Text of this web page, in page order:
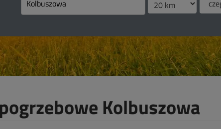
Kolbuszowa